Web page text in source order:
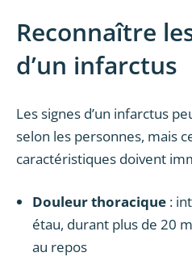
Reconnaître
d’un infarctus
Les signes d’un infarctus
selon les personnes, mais
caractéristiques doivent
Douleur thoracique :
étau, durant plus de 20
au repos